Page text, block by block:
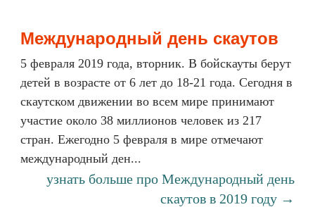
Международный день скаутов
5 февраля 2019 года, вторник. В бойскауты берут
детей в возрасте от 6 лет до 18-21 года. Сегодня в
скаутском движении во всем мире принимают
участие около 38 миллионов человек из 217
стран. Ежегодно 5 февраля в мире отмечают
международный ден...
узнать больше про Международный день
скаутов в 2019 году →